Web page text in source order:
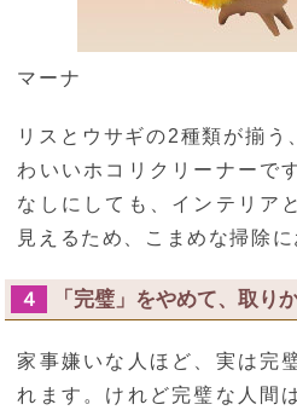
マーナ
リスとウサギの2種類が揃う
わいいホコリクリーナーで
なしにしても、インテリア
見えるため、こまめな掃除に
４ 「完璧」をやめて、取り
家事嫌いな人ほど、実は完
れます。けれど完璧な人間